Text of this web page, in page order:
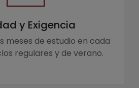
y Exigencia
meses de estudio en cada
regulares y de verano.